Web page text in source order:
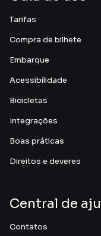
Tarifas
Compra de bilhete
Embarque
Acessibilidade
Bicicletas
Integrações
Boas práticas
Direitos e deveres
Central de
Contatos